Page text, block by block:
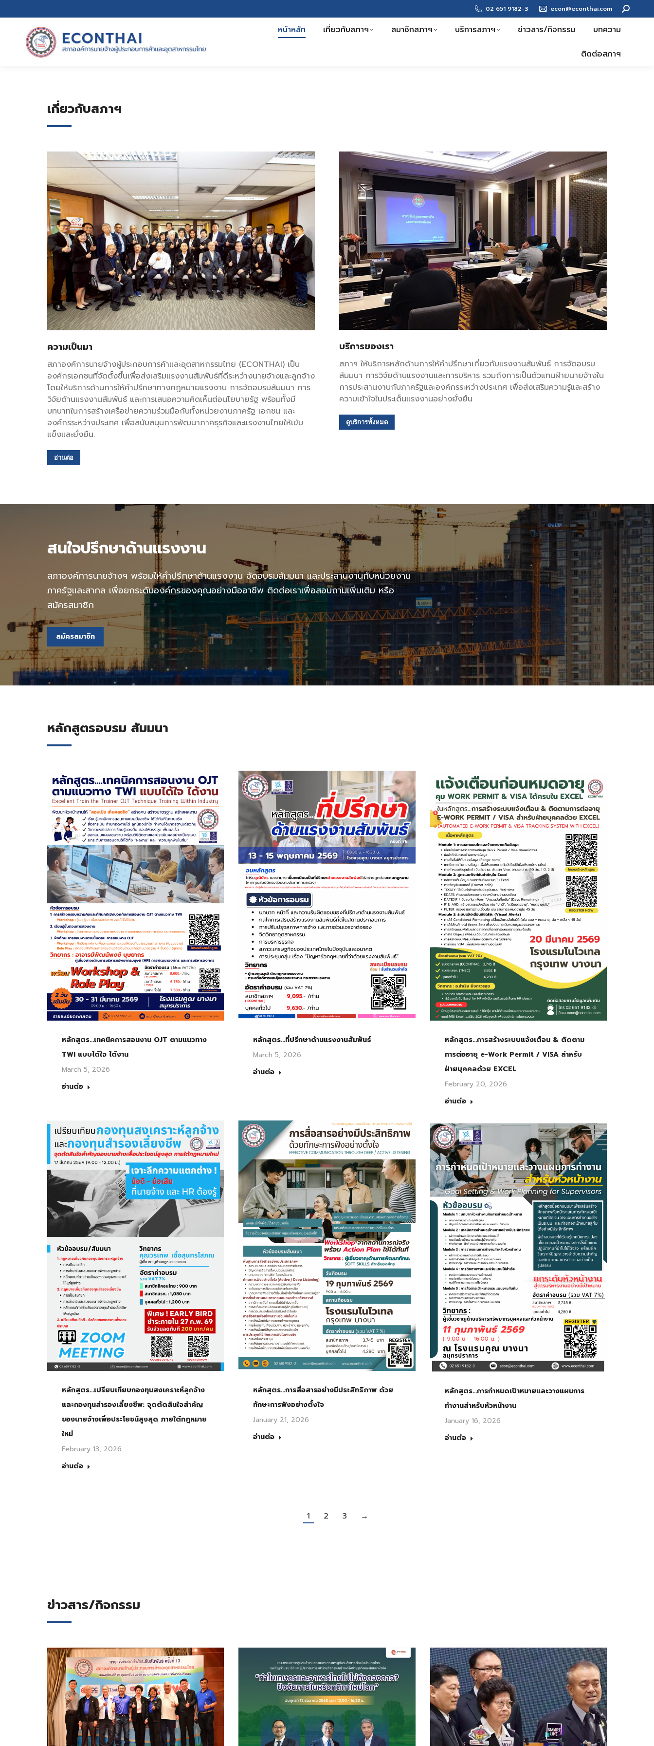
02 651 9182-3 econ@econthai.com Search:
หน้าหลัก เกี่ยวกับสภาฯ สมาชิกสภาฯ บริการสภาฯ ข่าวสาร/กิจกรรม บทความ
ติดต่อสภาฯ
เกี่ยวกับสภาฯ
ความเป็นมา
สภาองค์การนายจ้างผู้ประกอบการค้าและอุตสาหกรรมไทย (ECONTHAI) เป็น
องค์กรเอกชนที่จัดตั้งขึ้นเพื่อส่งเสริมแรงงานสัมพันธ์ที่ดีระหว่างนายจ้างและลูกจ้าง
โดยให้บริการด้านการให้คำปรึกษาทางกฎหมายแรงงาน การจัดอบรมสัมมนา การ
วิจัยด้านแรงงานสัมพันธ์ และการเสนอความคิดเห็นต่อนโยบายรัฐ พร้อมทั้งมี
บทบาทในการสร้างเครือข่ายความร่วมมือกับทั้งหน่วยงานภาครัฐ เอกชน และ
องค์กรระหว่างประเทศ เพื่อสนับสนุนการพัฒนาภาคธุรกิจและแรงงานไทยให้เข้ม
แข็งและยั่งยืน.
อ่านต่อ
บริการของเรา
สภาฯ ให้บริการหลักด้านการให้คำปรึกษาเกี่ยวกับแรงงานสัมพันธ์ การจัดอบรม
สัมมนา การวิจัยด้านแรงงานและการบริหาร รวมถึงการเป็นตัวแทนฝ่ายนายจ้างใน
การประสานงานกับภาครัฐและองค์กรระหว่างประเทศ เพื่อส่งเสริมความรู้และสร้าง
ความเข้าใจในประเด็นแรงงานอย่างยั่งยืน
ดูบริการทั้งหมด
สนใจปรึกษาด้านแรงงาน
สภาองค์การนายจ้างฯ พร้อมให้คำปรึกษาด้านแรงงาน จัดอบรมสัมมนา และประสานงานกับหน่วยงาน
ภาครัฐและสากล เพื่อยกระดับองค์กรของคุณอย่างมืออาชีพ ติดต่อเราเพื่อสอบถามเพิ่มเติม หรือ
สมัครสมาชิก
สมัครสมาชิก
หลักสูตรอบรม สัมมนา
หลักสูตร…เทคนิคการสอนงาน OJT ตามแนวทาง
TWI แบบได้ใจ ได้งาน
March 5, 2026
อ่านต่อ
หลักสูตร…ที่ปรึกษาด้านแรงงานสัมพันธ์
March 5, 2026
อ่านต่อ
หลักสูตร…การสร้างระบบแจ้งเตือน & ติดตาม
การต่ออายุ e-Work Permit / VISA สำหรับ
ฝ่ายบุคคลด้วย EXCEL
February 20, 2026
อ่านต่อ
หลักสูตร…เปรียบเทียบกองทุนสงเคราะห์ลูกจ้าง
และกองทุนสำรองเลี้ยงชีพ: จุดตัดสินใจสำคัญ
ของนายจ้างเพื่อประโยชน์สูงสุด ภายใต้กฎหมาย
ใหม่
February 13, 2026
อ่านต่อ
หลักสูตร…การสื่อสารอย่างมีประสิทธิภาพ ด้วย
ทักษะการฟังอย่างตั้งใจ
January 21, 2026
อ่านต่อ
หลักสูตร…การกำหนดเป้าหมายและวางแผนการ
ทำงานสำหรับหัวหน้างาน
January 16, 2026
อ่านต่อ
1 2 3 →
ข่าวสาร/กิจกรรม